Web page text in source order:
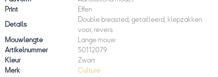
Print
Effen
Details
Double breasted, getailleerd, klepzakken
voor, revers
Mouwlengte
Lange mouw
Artikelnummer
50112079
Kleur
Zwart
Merk
Culture